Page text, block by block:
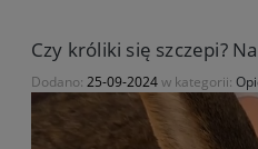
Czy króliki się szczepi?
Dodano: 25-09-2024w kategorii: